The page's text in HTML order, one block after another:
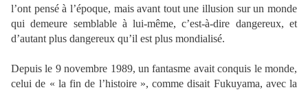
l’ont pensé à l’époque, mais avant tout une illusion sur un monde
qui demeure semblable à lui-même, c’est-à-dire dangereux, et
d’autant plus dangereux qu’il est plus mondialisé.
Depuis le 9 novembre 1989, un fantasme avait conquis le monde,
celui de « la fin de l’histoire », comme disait Fukuyama, avec la